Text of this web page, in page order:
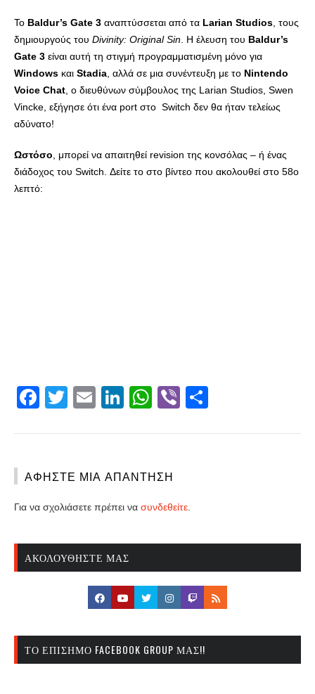
Το Baldur’s Gate 3 αναπτύσσεται από τα Larian Studios , τους
δημιουργούς του Divinity: Original Sin . Η έλευση του Baldur’s
Gate 3 είναι αυτή τη στιγμή προγραμματισμένη μόνο για
Windows και Stadia , αλλά σε μια συνέντευξη με το Nintendo
Voice Chat , ο διευθύνων σύμβουλος της Larian Studios, Swen
Vincke, εξήγησε ότι ένα port στο Switch δεν θα ήταν τελείως
αδύνατο!
Ωστόσο , μπορεί να απαιτηθεί revision της κονσόλας – ή ένας
διάδοχος του Switch. Δείτε το στο βίντεο που ακολουθεί στο 58ο
λεπτό:
Facebook
Twitter
EmailLinkedIn
WhatsApp
Viber
ΑΦΉΣΤΕ ΜΙΑ ΑΠΆΝΤΗΣΗ
Για να σχολιάσετε πρέπει να συνδεθείτε
ΑΚΟΛΟΥΘΉΣΤΕ ΜΑΣ
ΤΟ ΕΠΊΣΗΜΟ FACEBOOK GROUP ΜΑΣ!!